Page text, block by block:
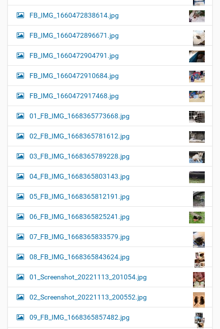
FB_IMG_1660472838614.jpg
FB_IMG_1660472896671.jpg
FB_IMG_1660472904791.jpg
FB_IMG_1660472910684.jpg
FB_IMG_1660472917468.jpg
01_FB_IMG_1668365773668.jpg
02_FB_IMG_1668365781612.jpg
03_FB_IMG_1668365789228.jpg
04_FB_IMG_1668365803143.jpg
05_FB_IMG_1668365812191.jpg
06_FB_IMG_1668365825241.jpg
07_FB_IMG_1668365833579.jpg
08_FB_IMG_1668365843624.jpg
01_Screenshot_20221113_201054.jpg
02_Screenshot_20221113_200552.jpg
09_FB_IMG_1668365857482.jpg